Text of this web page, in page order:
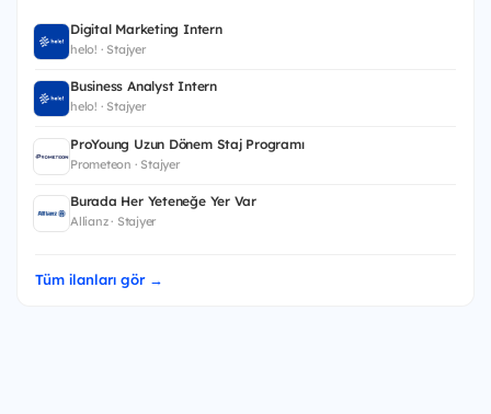
Digital Marketing Intern
helo! · Stajyer
Business Analyst Intern
helo! · Stajyer
ProYoung Uzun Dönem Staj Programı
Prometeon · Stajyer
Burada Her Yeteneğe Yer Var
Allianz · Stajyer
Tüm ilanları gör →